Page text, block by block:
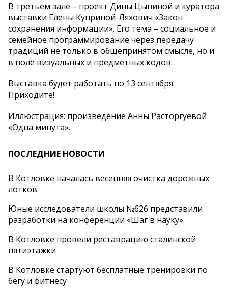
В третьем зале – проект Дины Цыпиной и куратора
выставки Елены Куприной-Ляхович «Закон
сохранения информации». Его тема – социальное и
семейное программирование через передачу
традиций не только в общепринятом смысле, но и
в поле визуальных и предметных кодов. ⁣
Выставка будет работать по 13 сентября.
Приходите!
Иллюстрация: произведение Анны Расторгуевой
«Одна минута».
ПОСЛЕДНИЕ НОВОСТИ
В Котловке началась весенняя очистка дорожных
лотков
Юные исследователи школы №626 представили
разработки на конференции «Шаг в науку»
В Котловке провели реставрацию сталинской
пятиэтажки
В Котловке стартуют бесплатные тренировки по
бегу и фитнесу